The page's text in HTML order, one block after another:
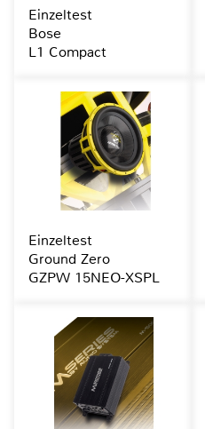
Einzeltest
Bose
L1 Compact
Einzeltest
Ground Zero
GZPW 15NEO-XSPL